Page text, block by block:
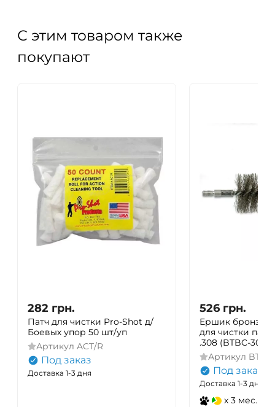
С этим товаром также
покупают
282 грн.
Патч для чистки Pro-Shot д/
Боевых упор 50 шт/уп
Артикул ACT/R
Под заказ
Доставка 1-3 дня
526 грн.
Ершик
для чистки
.308 (BTBC-30-
Артикул
Под заказ
Доставка 1-3 дня
x 3 мес.